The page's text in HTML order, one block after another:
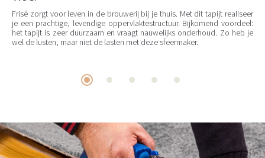
Frisé zorgt voor leven in de brouwerij bij je thuis. Met dit tapijt realiseer
je een prachtige, levendige oppervlaktestructuur. Bijkomend voordeel:
het tapijt is zeer duurzaam en vraagt nauwelijks onderhoud. Zo heb je
wel de lusten, maar niet de lasten met deze sfeermaker.